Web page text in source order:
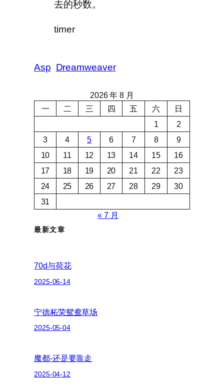
去的秒数。
timer
Asp Dreamweaver
2026 年 8 月
一
二 三 四 五 六
日
1
2
3
4 5 6 7 8
9
10
11 12 13 14 15
16
17
18 19 20 21 22
23
24
25 26 27 28 29
30
31
« 7 月
最新文章
70d与荷花
2025-06-14
宁德柘荣鸳鸯草场
2025-05-04
魔都-还是要靠走
2025-04-12